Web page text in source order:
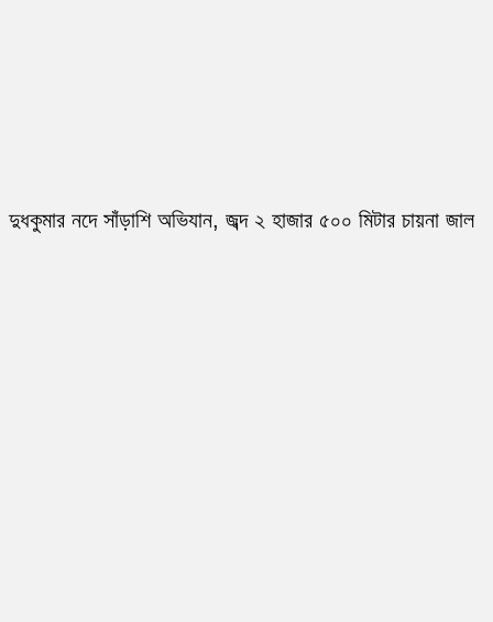
দুধকুমার নদে সাঁড়াশি অভিযান, জব্দ ২ হাজার ৫০০ মিটার চায়না জাল